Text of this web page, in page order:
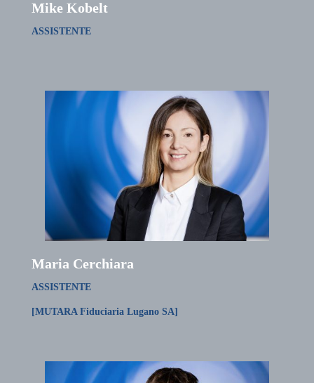
Mike Kobelt
ASSISTENTE
Maria Cerchiara
ASSISTENTE
[MUTARA Fiduciaria Lugano SA]